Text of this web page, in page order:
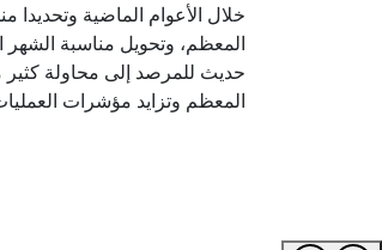
المعظم، وتحويل مناسبة الشهر
حديث للمرصد إلى محاولة كثير
المعظم وتزايد مؤشرات